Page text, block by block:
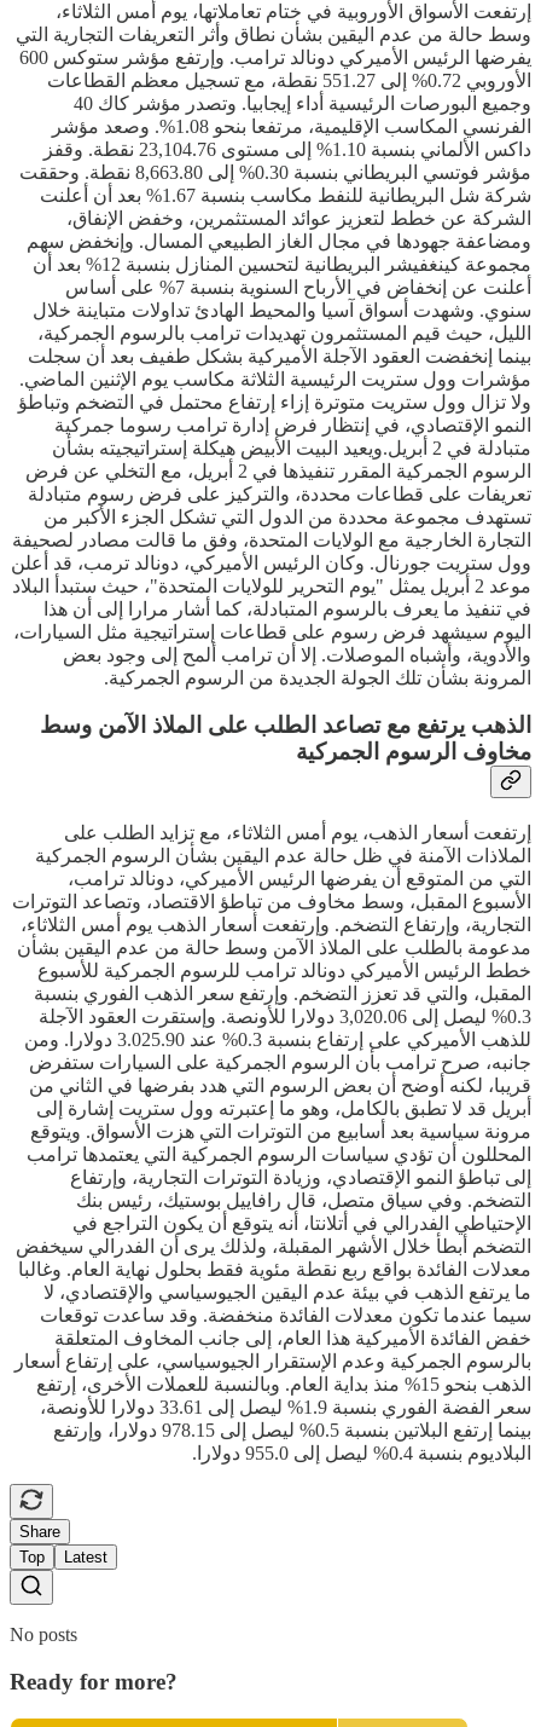
إرتفعت الأسواق الأوروبية في ختام تعاملاتها، يوم أمس الثلاثاء،
وسط حالة من عدم اليقين بشأن نطاق وأثر التعريفات التجارية التي
يفرضها الرئيس الأميركي دونالد ترامب. وإرتفع مؤشر ستوكس 600
الأوروبي 0.72% إلى 551.27 نقطة، مع تسجيل معظم القطاعات
وجميع البورصات الرئيسية أداء إيجابيا. وتصدر مؤشر كاك 40
الفرنسي المكاسب الإقليمية، مرتفعا بنحو 1.08%. وصعد مؤشر
داكس الألماني بنسبة 1.10% إلى مستوى 23,104.76 نقطة. وقفز
مؤشر فوتسي البريطاني بنسبة 0.30% إلى 8,663.80 نقطة. وحققت
شركة شل البريطانية للنفط مكاسب بنسبة 1.67% بعد أن أعلنت
الشركة عن خطط لتعزيز عوائد المستثمرين، وخفض الإنفاق،
ومضاعفة جهودها في مجال الغاز الطبيعي المسال. وإنخفض سهم
مجموعة كينغفيشر البريطانية لتحسين المنازل بنسبة 12% بعد أن
أعلنت عن إنخفاض في الأرباح السنوية بنسبة 7% على أساس
سنوي. وشهدت أسواق آسيا والمحيط الهادئ تداولات متباينة خلال
الليل، حيث قيم المستثمرون تهديدات ترامب بالرسوم الجمركية،
بينما إنخفضت العقود الآجلة الأميركية بشكل طفيف بعد أن سجلت
مؤشرات وول ستريت الرئيسية الثلاثة مكاسب يوم الإثنين الماضي.
ولا تزال وول ستريت متوترة إزاء إرتفاع محتمل في التضخم وتباطؤ
النمو الإقتصادي، في إنتظار فرض إدارة ترامب رسوما جمركية
متبادلة في 2 أبريل.ويعيد البيت الأبيض هيكلة إستراتيجيته بشأن
الرسوم الجمركية المقرر تنفيذها في 2 أبريل، مع التخلي عن فرض
تعريفات على قطاعات محددة، والتركيز على فرض رسوم متبادلة
تستهدف مجموعة محددة من الدول التي تشكل الجزء الأكبر من
التجارة الخارجية مع الولايات المتحدة، وفق ما قالت مصادر لصحيفة
وول ستريت جورنال. وكان الرئيس الأميركي، دونالد ترمب، قد أعلن
موعد 2 أبريل يمثل "يوم التحرير للولايات المتحدة"، حيث ستبدأ البلاد
في تنفيذ ما يعرف بالرسوم المتبادلة، كما أشار مرارا إلى أن هذا
اليوم سيشهد فرض رسوم على قطاعات إستراتيجية مثل السيارات،
والأدوية، وأشباه الموصلات. إلا أن ترامب ألمح إلى وجود بعض
المرونة بشأن تلك الجولة الجديدة من الرسوم الجمركية.
الذهب يرتفع مع تصاعد الطلب على الملاذ الآمن وسط
مخاوف الرسوم الجمركية
إرتفعت أسعار الذهب، يوم أمس الثلاثاء، مع تزايد الطلب على
الملاذات الآمنة في ظل حالة عدم اليقين بشأن الرسوم الجمركية
التي من المتوقع أن يفرضها الرئيس الأميركي، دونالد ترامب،
الأسبوع المقبل، وسط مخاوف من تباطؤ الاقتصاد، وتصاعد التوترات
التجارية، وإرتفاع التضخم. وإرتفعت أسعار الذهب يوم أمس الثلاثاء،
مدعومة بالطلب على الملاذ الآمن وسط حالة من عدم اليقين بشأن
خطط الرئيس الأميركي دونالد ترامب للرسوم الجمركية للأسبوع
المقبل، والتي قد تعزز التضخم. وإرتفع سعر الذهب الفوري بنسبة
0.3% ليصل إلى 3,020.06 دولارا للأونصة. وإستقرت العقود الآجلة
للذهب الأميركي على إرتفاع بنسبة 0.3% عند 3.025.90 دولارا. ومن
جانبه، صرح ترامب بأن الرسوم الجمركية على السيارات ستفرض
قريبا، لكنه أوضح أن بعض الرسوم التي هدد بفرضها في الثاني من
أبريل قد لا تطبق بالكامل، وهو ما إعتبرته وول ستريت إشارة إلى
مرونة سياسية بعد أسابيع من التوترات التي هزت الأسواق. ويتوقع
المحللون أن تؤدي سياسات الرسوم الجمركية التي يعتمدها ترامب
إلى تباطؤ النمو الإقتصادي، وزيادة التوترات التجارية، وإرتفاع
التضخم. وفي سياق متصل، قال رافاييل بوستيك، رئيس بنك
الإحتياطي الفدرالي في أتلانتا، أنه يتوقع أن يكون التراجع في
التضخم أبطأ خلال الأشهر المقبلة، ولذلك يرى أن الفدرالي سيخفض
معدلات الفائدة بواقع ربع نقطة مئوية فقط بحلول نهاية العام. وغالبا
ما يرتفع الذهب في بيئة عدم اليقين الجيوسياسي والإقتصادي، لا
سيما عندما تكون معدلات الفائدة منخفضة. وقد ساعدت توقعات
خفض الفائدة الأميركية هذا العام، إلى جانب المخاوف المتعلقة
بالرسوم الجمركية وعدم الإستقرار الجيوسياسي، على إرتفاع أسعار
الذهب بنحو 15% منذ بداية العام. وبالنسبة للعملات الأخرى، إرتفع
سعر الفضة الفوري بنسبة 1.9% ليصل إلى 33.61 دولارا للأونصة،
بينما إرتفع البلاتين بنسبة 0.5% ليصل إلى 978.15 دولارا، وإرتفع
البلاديوم بنسبة 0.4% ليصل إلى 955.0 دولارا.
Share
Top
Latest
No posts
Ready for more?